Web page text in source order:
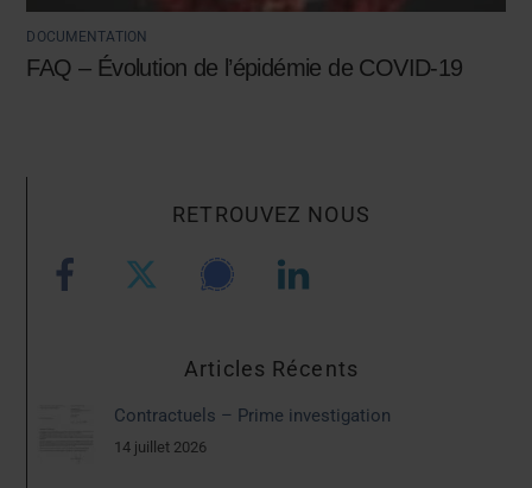
DOCUMENTATION
FAQ – Évolution de l’épidémie de COVID-19
RETROUVEZ NOUS
Articles Récents
Contractuels – Prime investigation
14 juillet 2026